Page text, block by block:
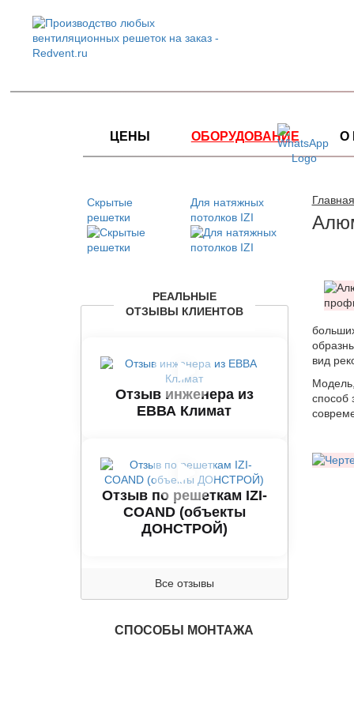
вид
способ
Скрытые
решетки
Для натяжных
потолков IZI
РЕАЛЬНЫЕ
ОТЗЫВЫ КЛИЕНТОВ
Отзыв инженера из
ЕВВА Климат
Отзыв по решеткам IZI-
COAND (объекты
ДОНСТРОЙ)
Все отзывы
СПОСОБЫ МОНТАЖА
ЦЕНЫ ОБОРУДОВАНИЕ О